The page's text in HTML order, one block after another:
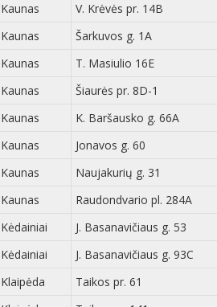
Kaunas
V. Krėvės pr. 14B
Kaunas
Šarkuvos g. 1A
Kaunas
T. Masiulio 16E
Kaunas
Šiaurės pr. 8D-1
Kaunas
K. Baršausko g. 66A
Kaunas
Jonavos g. 60
Kaunas
Naujakurių g. 31
Kaunas
Raudondvario pl. 284A
Kėdainiai
J. Basanavičiaus g. 53
Kėdainiai
J. Basanavičiaus g. 93C
Klaipėda
Taikos pr. 61